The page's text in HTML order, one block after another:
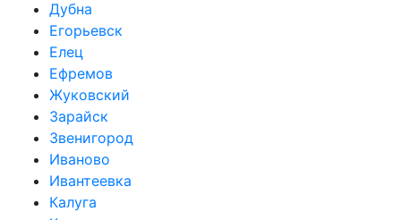
Дубна
Егорьевск
Елец
Ефремов
Жуковский
Зарайск
Звенигород
Иваново
Ивантеевка
Калуга